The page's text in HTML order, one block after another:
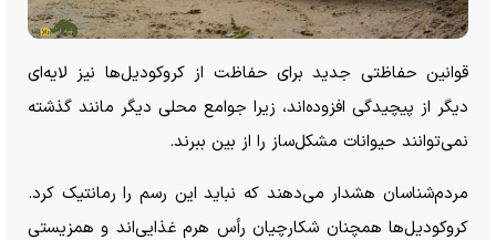
قوانین حفاظتی جدید برای حفاظت از کروکودیل‌ها نیز لایه‌ای
دیگر از پیچیدگی افزوده‌اند، زیرا جوامع محلی دیگر مانند گذشته
نمی‌توانند حیوانات مشکل‌ساز را از بین ببرند.
مردم‌شناسان هشدار می‌دهند که نباید این رسم را رمانتیک کرد.
کروکودیل‌ها همچنان شکارچیان رأس هرم غذایی‌اند و همزیستی